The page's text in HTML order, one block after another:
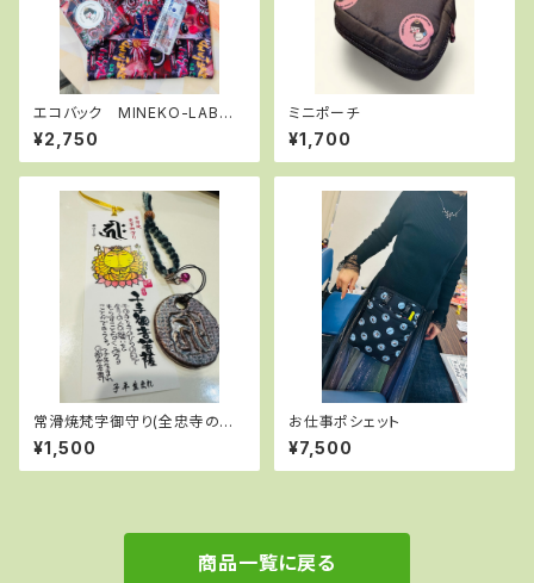
エコバック MINEKO-LABオ
リジナルファブリック
¥2,750
ミニポーチ
¥1,700
常滑焼梵字御守り(全忠寺の御
祈祷済み)
¥1,500
お仕事ポシェット
¥7,500
商品一覧に戻る